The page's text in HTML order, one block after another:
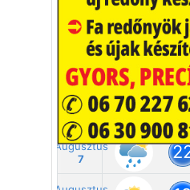
Vélemény rovat cikkei
Újságlapozó
A nagyvilág képekben